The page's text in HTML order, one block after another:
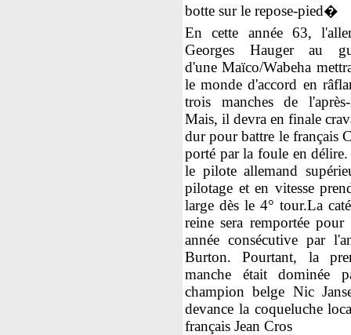
botte sur le repose-pied�
En cette année 63,
Georges Hauger au
d'une Maïco/Wabeha
le monde d'accord en
trois manches de
Mais, il devra en finale
dur pour battre le français
porté par la foule en
le pilote allemand
pilotage et en vitesse
large dès le 4° tour.La
reine sera remportée pour
année consécutive par
Burton. Pourtant, la
manche était dominée
champion belge Nic
devance la coqueluche
français Jean Cros